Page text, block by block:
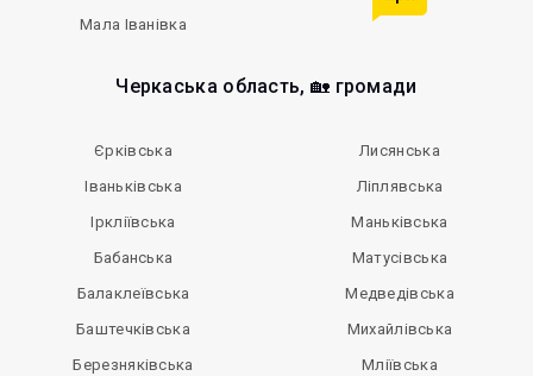
Мала Іванівка
Черкаська область, 🏡 громади
Єрківська
Іваньківська
Іркліївська
Бабанська
Балаклеївська
Баштечківська
Березняківська
Лисянська
Ліплявська
Маньківська
Матусівська
Медведівська
Михайлівська
Мліївська